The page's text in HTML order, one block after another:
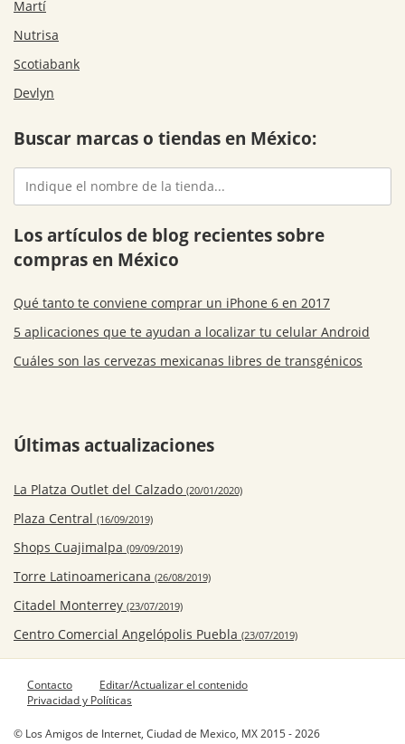
Martí
Nutrisa
Scotiabank
Devlyn
Buscar marcas o tiendas en México:
Los artículos de blog recientes sobre
compras en México
Qué tanto te conviene comprar un iPhone 6 en 2017
5 aplicaciones que te ayudan a localizar tu celular Android
Cuáles son las cervezas mexicanas libres de transgénicos
Últimas actualizaciones
La Platza Outlet del Calzado (20/01/2020)
Plaza Central (16/09/2019)
Shops Cuajimalpa (09/09/2019)
Torre Latinoamericana (26/08/2019)
Citadel Monterrey (23/07/2019)
Centro Comercial Angelópolis Puebla (23/07/2019)
Contacto
Editar/Actualizar el contenido
Privacidad y Políticas
© Los Amigos de Internet, Ciudad de Mexico, MX 2015 - 2026